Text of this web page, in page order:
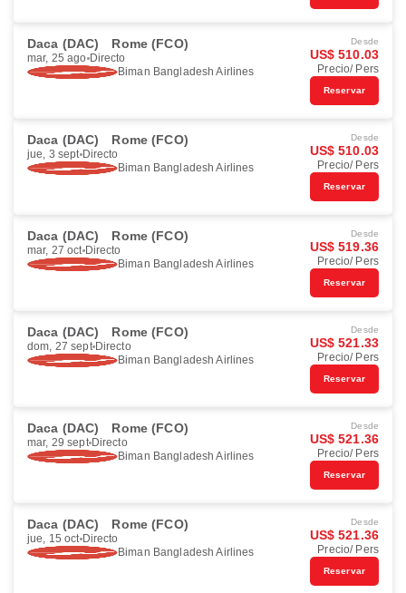
Daca (DAC) Rome (FCO)
mar, 25 ago Directo
Biman Bangladesh Airlines
Desde
US$ 510.03
Precio/ Pers
Reservar
Daca (DAC) Rome (FCO)
jue, 3 sept Directo
Biman Bangladesh Airlines
Desde
US$ 510.03
Precio/ Pers
Reservar
Daca (DAC) Rome (FCO)
mar, 27 oct Directo
Biman Bangladesh Airlines
Desde
US$ 519.36
Precio/ Pers
Reservar
Daca (DAC) Rome (FCO)
dom, 27 sept Directo
Biman Bangladesh Airlines
Desde
US$ 521.33
Precio/ Pers
Reservar
Daca (DAC) Rome (FCO)
mar, 29 sept Directo
Biman Bangladesh Airlines
Desde
US$ 521.36
Precio/ Pers
Reservar
Daca (DAC) Rome (FCO)
jue, 15 oct Directo
Biman Bangladesh Airlines
Desde
US$ 521.36
Precio/ Pers
Reservar